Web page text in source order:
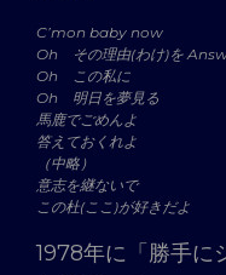
C’mon baby now
Oh その理由(わけ)を
Oh この私に
Oh 明日を夢見る
馬鹿でごめんよ
答えておくれよ
（中略）
意志を継ないで
この杜(ここ)が好きだよ
1978年に「勝手に